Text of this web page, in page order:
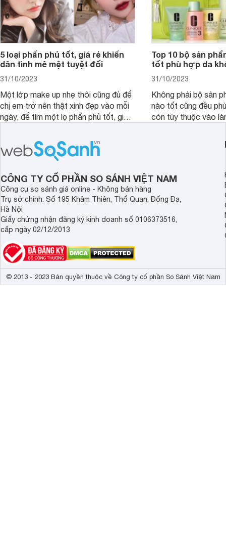
5 loại phấn phủ tốt, giá rẻ khiến
dân tình mê mệt tuyệt đối
31/10/2023
Một lớp make up nhẹ thôi cũng đủ để
chị em trở nên thật xinh đẹp vào mỗi
ngày, để tìm một lọ phấn phủ tốt, giá
ngày dài cần đọc ngay bài viết dưới
đây.
Top 10 bộ sản
tốt phù hợp da
31/10/2023
Không phải bộ sản
nào tốt cũng đều
còn tùy thuộc vào
các bộ dưỡng da
CÔNG TY CỔ PHẦN SO SÁNH VIỆT NAM
Công cụ so sánh giá online - Không bán hàng
Trụ sở chính: Số 195 Khâm Thiên, Thổ Quan, Đống Đa,
Hà Nội
Giấy chứng nhận đăng ký kinh doanh số 0106373516,
cấp ngày 02/12/2013
© 2013 - 2023 Bản quyền thuộc về Công ty cổ phần So Sánh Việt Nam